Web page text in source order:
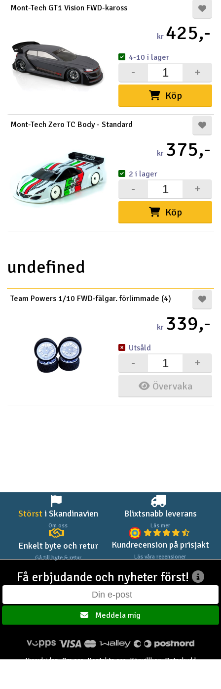
Mont-Tech GT1 Vision FWD-kaross
kr 425,-
Köp
+
-
4-10 i lager
Mont-Tech Zero TC Body - Standard
kr 375,-
Köp
+
-
2 i lager
undefined
Team Powers 1/10 FWD-fälgar. förlimmade (4)
kr 339,-
Övervaka
+
-
Utsåld
Störsti Skandinavien
Om oss
Blixtsnabb leverans
Läs mer
Enkelt byte och retur
Gå till byte & retur
Kundrecension på prisjakt
Läs våra recensioner
Få erbjudande och nyheter först!
Meddela mig
Huvudsidan Om oss Kontakta oss Köpvillkor Dataskydd